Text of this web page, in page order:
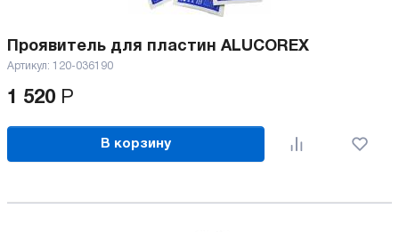
Проявитель для плаcтин ALUCOREX
Артикул: 120-036190
1 520 Р
В корзину